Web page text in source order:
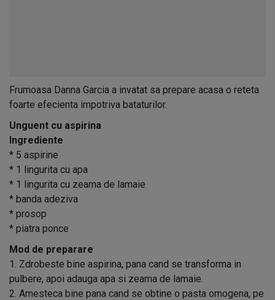
Frumoasa Danna Garcia a invatat sa prepare acasa o reteta
foarte efecienta impotriva bataturilor.
Unguent cu aspirina
Ingrediente
* 5 aspirine
* 1 lingurita cu apa
* 1 lingurita cu zeama de lamaie
* banda adeziva
* prosop
* piatra ponce
Mod de preparare
1. Zdrobeste bine aspirina, pana cand se transforma in
pulbere, apoi adauga apa si zeama de lamaie.
2. Amesteca bine pana cand se obtine o pasta omogena, pe